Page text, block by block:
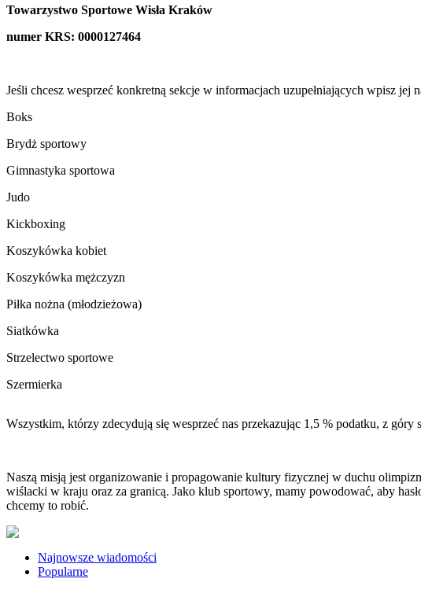
Towarzystwo Sportowe Wisła Kraków
numer KRS: 0000127464
Jeśli chcesz wesprzeć konkretną sekcje w informacjach uzupełniających wpisz jej
Boks
Brydż sportowy
Gimnastyka sportowa
Judo
Kickboxing
Koszykówka kobiet
Koszykówka mężczyzn
Piłka nożna (młodzieżowa)
Siatkówka
Strzelectwo sportowe
Szermierka
Wszystkim, którzy zdecydują się wesprzeć nas przekazując 1,5 % podatku, z góry
Naszą misją jest organizowanie i propagowanie kultury fizycznej w duchu
wiślacki w kraju oraz za granicą. Jako klub sportowy, mamy powodować, aby
chcemy to robić.
Najnowsze wiadomości
Popularne